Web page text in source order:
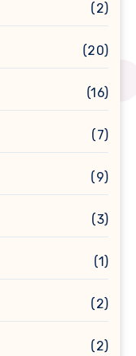
(2)
(20)
(16)
(7)
(9)
(3)
(1)
(2)
(2)